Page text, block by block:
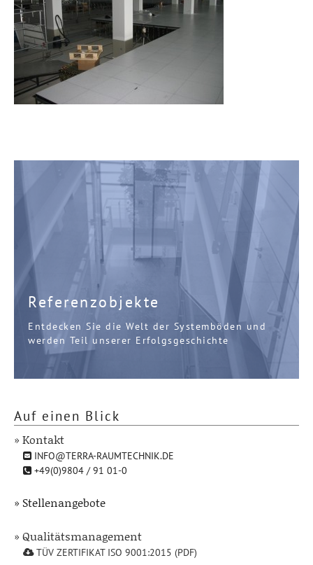
Referenzobjekte
Entdecken Sie die Welt der Systemböden und
werden Teil unserer Erfolgsgeschichte
Auf einen Blick
» Kontakt
INFO@TERRA-RAUMTECHNIK.DE
+49(0)9804 / 91 01-0
» Stellenangebote
» Qualitätsmanagement
TÜV ZERTIFIKAT ISO 9001:2015 (PDF)